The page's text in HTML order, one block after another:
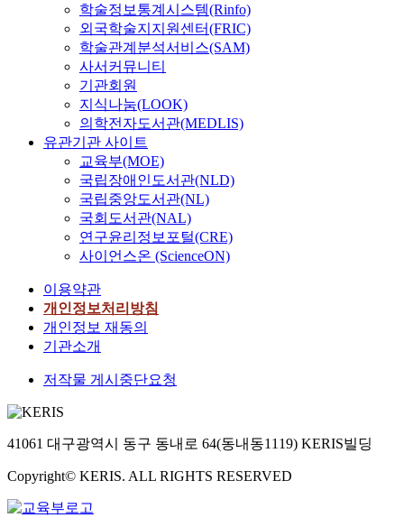
학술정보통계시스템(Rinfo)
외국학술지지원센터(FRIC)
학술관계분석서비스(SAM)
사서커뮤니티
기관회원
지식나눔(LOOK)
의학전자도서관(MEDLIS)
유관기관 사이트
교육부(MOE)
국립장애인도서관(NLD)
국립중앙도서관(NL)
국회도서관(NAL)
연구윤리정보포털(CRE)
사이언스온 (ScienceON)
이용약관
개인정보처리방침
개인정보 재동의
기관소개
저작물 게시중단요청
41061 대구광역시 동구 동내로 64(동내동1119) KERIS빌딩
Copyright© KERIS. ALL RIGHTS RESERVED